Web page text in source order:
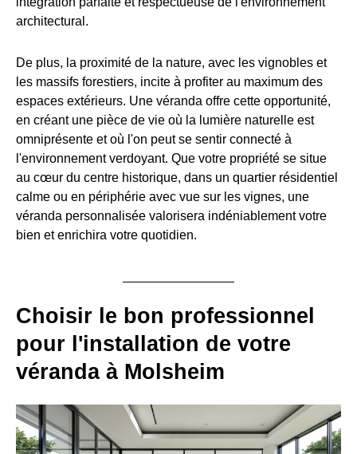
architectural.
De plus, la proximité de la nature, avec les vignobles et
les massifs forestiers, incite à profiter au maximum des
espaces extérieurs. Une véranda offre cette opportunité,
en créant une pièce de vie où la lumière naturelle est
omniprésente et où l'on peut se sentir connecté à
l'environnement verdoyant. Que votre propriété se situe
au cœur du centre historique, dans un quartier résidentiel
calme ou en périphérie avec vue sur les vignes, une
véranda personnalisée valorisera indéniablement votre
bien et enrichira votre quotidien.
Choisir le bon professionnel
pour l'installation de votre
véranda à Molsheim